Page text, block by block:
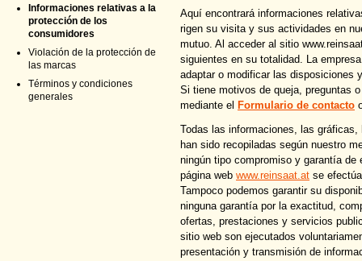
Informaciones relativas a la
protección de los
consumidores
Violación de la protección de
las marcas
Términos y condiciones
generales
Aquí encontrará informaciones
rigen su visita y sus actividades en
mutuo. Al acceder al sitio
siguientes en su totalidad. La
adaptar o modificar las disposiciones
Si tiene motivos de queja, preguntas
mediante el Formulario de contacto
Todas las informaciones, las
han sido recopiladas según nuestro
ningún tipo compromiso y garantía
página web www.reinsaat.at se
Tampoco podemos garantir su
ninguna garantía por la exactitud,
ofertas, prestaciones y servicios
sitio web son ejecutados
presentación y transmisión de